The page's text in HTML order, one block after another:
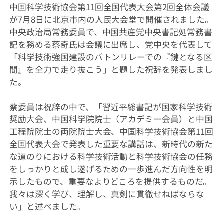
中国科学技術協会第11回全国代表大会第2回全体会議
が7月8日に北京市内の人民大会堂で開催されました。
中央政治局常務委員で、中国共産党中央書記処常務書
記を務める蔡奇氏は会議に出席し、党中央を代表して
「科学技術強国建設のバトンリレーでの『鍵となる区
間』を全力で走り抜こう」と題した祝辞を発表しまし
た。
蔡委員は祝辞の中で、「習近平総書記が国家科学技術
奨励大会、中国科学院院士（アカデミー会員）と中国
工程院院士の両院院士大会、中国科学技術協会第11回
全国代表大会で発表した重要な講話は、新時代の新た
な道のりにおける科学技術活動と科学技術協会の任務
をしっかりと成し遂げるための一歩進んだ方向性を明
示したもので、重要なよりどころを提供するものだ。
我々は深く学び、理解し、真剣に貫徹せねばならな
い」と述べました。